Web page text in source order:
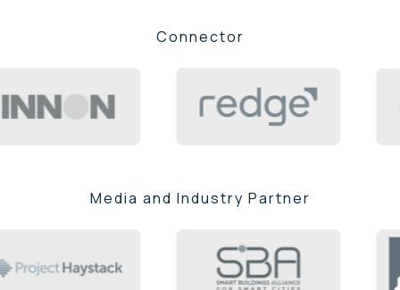
Connector
Media and Industry Partner